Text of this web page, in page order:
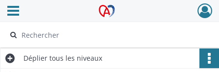
Archives Alsace - Colmar
Ouvrir le menu déroulant
Déplier tous les niveaux